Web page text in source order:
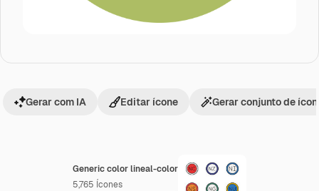
Generic color lineal-color
5,765 Ícones
Gerar com IA Editar ícone Gerar conjunto de